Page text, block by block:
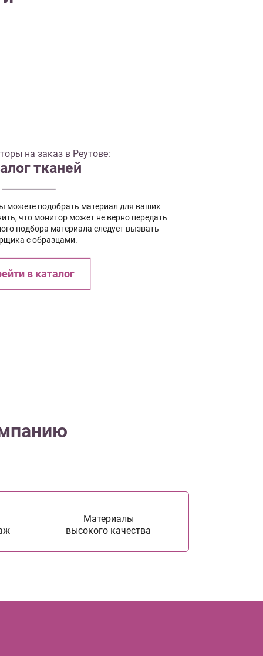
на заказ в Реутове:
тканей
можете подобрать материал для ваших
что монитор может не верно передать
подбора материала следует вызвать
с образцами.
в каталог
Материалы
высокого качества